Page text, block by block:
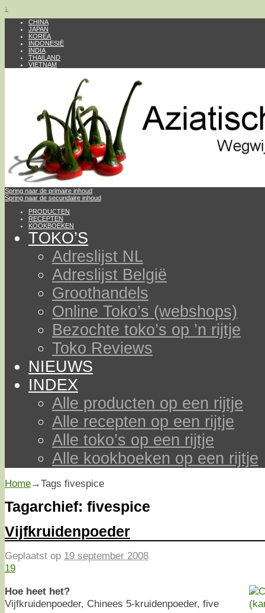
↓
CHINA
JAPAN
KOREA
INDONESIË
INDIA
THAILAND
VIETNAM
Spring naar de primaire inhoud
Spring naar de secundaire inhoud
PRODUCTEN
RECEPTEN
KOOKBOEKEN
TOKO’S
Adreslijst NL
Adreslijst België
Groothandels
Online Toko’s (webshops)
Bezochte toko’s op ’n rijtje
Toko Reviews
NIEUWS
INDEX
Alle producten op een rijtje
Alle recepten op een rijtje
Alle toko’s op een rijtje
Alle kookboeken op een rijtje
Home→Tags fivespice
Tagarchief: fivespice
Vijfkruidenpoeder
Geplaatst op 19 september 2008
19
Hoe heet het?
Vijfkruidenpoeder, Chinees 5-kruidenpoeder, five